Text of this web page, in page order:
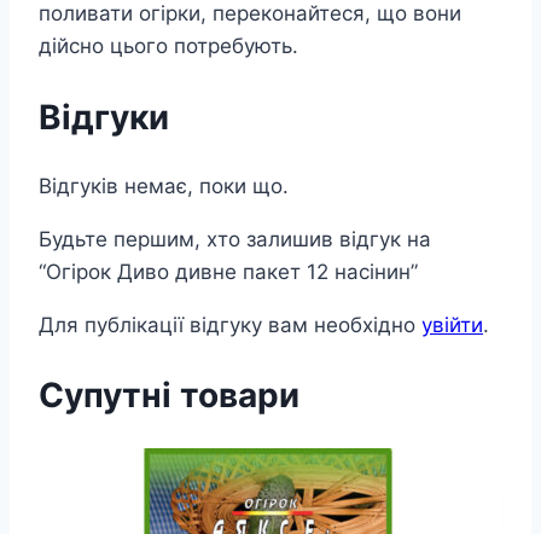
поливати огірки, переконайтеся, що вони
дійсно цього потребують.
Відгуки
Відгуків немає, поки що.
Будьте першим, хто залишив відгук на
“Огірок Диво дивне пакет 12 насінин”
Для публікації відгуку вам необхідно увійти.
Супутні товари